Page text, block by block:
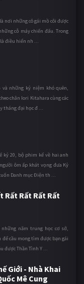
nơi những cô gái mồ côi được
cỗ máy chiến đấu. Trong
điều hiển nh ...
những kỷ niệm khó quên,
chân Iori Kitahara cùng các
tháng đại học đ ...
kỷ 20, bộ phim kể về hai anh
ôm ấp khát vọng đưa Kỷ
Danh mục Điện th ...
Rất Rất Rất Rất
năm trung học cơ sở,
cầu mong tìm được bạn gái
được Thần Tình Y ...
Giới - Nhà Khai
Mê Cung